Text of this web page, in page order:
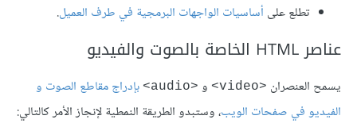
تطلع على أساسيات الواجهات البرمجية في طرف العميل.
عناصر HTML الخاصة بالصوت والفيديو
يسمح العنصران <video> و <audio>
بإدراج مقاطع الصوت و
الفيديو في صفحات الويب، وستبدو الطريقة النمطية ﻹنجاز اﻷمر كالتالي: